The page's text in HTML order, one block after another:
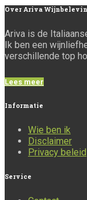
Over Ariva
Ariva is de
Ik ben een
verschillende top
Lees meer
Informatie
Wie ben ik
Disclaimer
Privacy beleid
Service